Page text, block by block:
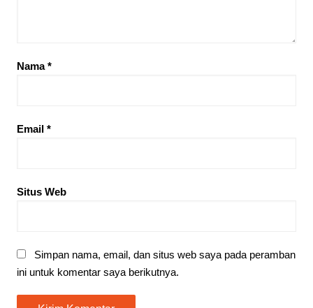
Nama*
Email *
Situs Web
Simpan nama, email, dan situs web saya pada peramban
ini untuk komentar saya berikutnya.